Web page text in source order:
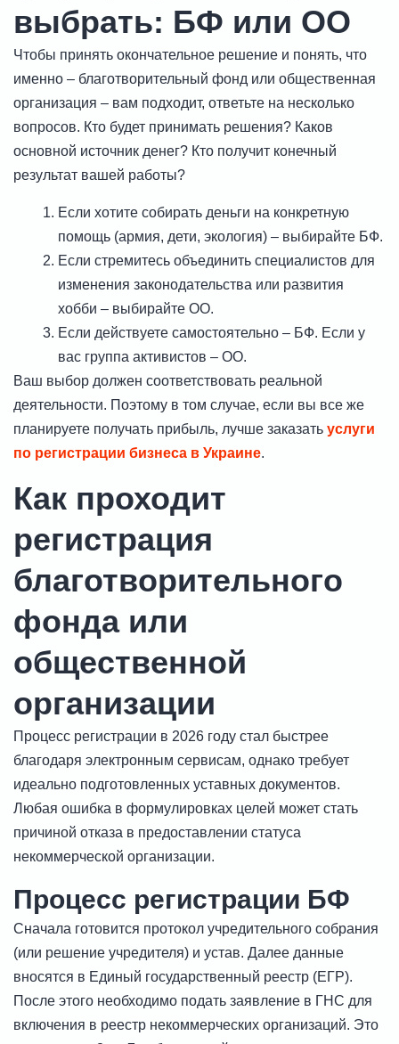
выбрать: БФ или ОО
Чтобы принять окончательное решение и понять, что
именно – благотворительный фонд или общественная
организация – вам подходит, ответьте на несколько
вопросов. Кто будет принимать решения? Каков
основной источник денег? Кто получит конечный
результат вашей работы?
Если хотите собирать деньги на конкретную
помощь (армия, дети, экология) – выбирайте БФ.
Если стремитесь объединить специалистов для
изменения законодательства или развития
хобби – выбирайте ОО.
Если действуете самостоятельно – БФ. Если у
вас группа активистов – ОО.
Ваш выбор должен соответствовать реальной
деятельности. Поэтому в том случае, если вы все же
планируете получать прибыль, лучше заказать услуги
по регистрации бизнеса в Украине.
Как проходит
регистрация
благотворительного
фонда или
общественной
организации
Процесс регистрации в 2026 году стал быстрее
благодаря электронным сервисам, однако требует
идеально подготовленных уставных документов.
Любая ошибка в формулировках целей может стать
причиной отказа в предоставлении статуса
некоммерческой организации.
Процесс регистрации БФ
Сначала готовится протокол учредительного собрания
(или решение учредителя) и устав. Далее данные
вносятся в Единый государственный реестр (ЕГР).
После этого необходимо подать заявление в ГНС для
включения в реестр некоммерческих организаций. Это